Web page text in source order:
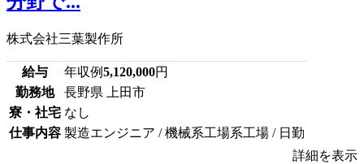
株式会社三葉製作所
給与 年収例5,120,000円
勤務地
長野県 上田市
寮・社宅 なし
仕事内容 製造エンジニア / 機械系工場系工場 / 日勤
詳細を表示